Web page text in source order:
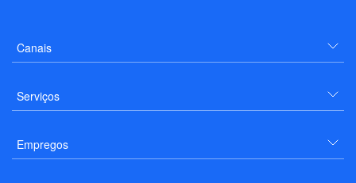
Canais
Serviços
Empregos